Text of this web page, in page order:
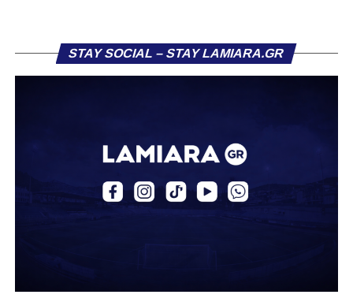
«Ο Α.Ο. Σαρωνικός Αναβύσσου ανακοινώνει την
περσινή σεζόν πραγματοποίησε γεμάτη χρονιά στη Γ’
Στο παρελθόν αγωνίστηκε στην ΑΕΚ Β’, με την οποία
κατέγραψε 10 συμμετοχές στη Super League 2, καθώς
επίσης σε Εθνικό και Ζάκυνθο. Ξεκίνησε την καριέρα του
STAY SOCIAL – STAY LAMIARA.GR